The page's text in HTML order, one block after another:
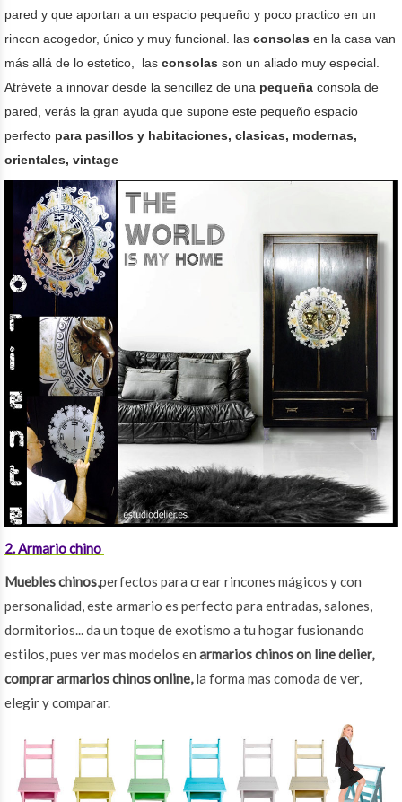
pared y que aportan a un espacio pequeño y poco practico en un
rincon acogedor, único y muy funcional. las consolas en la casa van
más allá de lo estetico,
las consolas son un aliado muy especial.
Atrévete a innovar desde la sencillez de una pequeña consola de
pared, verás la gran ayuda que supone este pequeño espacio
perfecto para pasillos y habitaciones, clasicas, modernas,
orientales, vintage
2. Armario chino
Muebles chinos,perfectos para crear rincones mágicos y con
personalidad, este armario es perfecto para entradas, salones,
dormitorios... da un toque de exotismo a tu hogar fusionando
estilos, pues ver mas modelos en armarios chinos on line delier,
comprar armarios chinos online,la forma mas comoda de ver,
elegir y comparar.